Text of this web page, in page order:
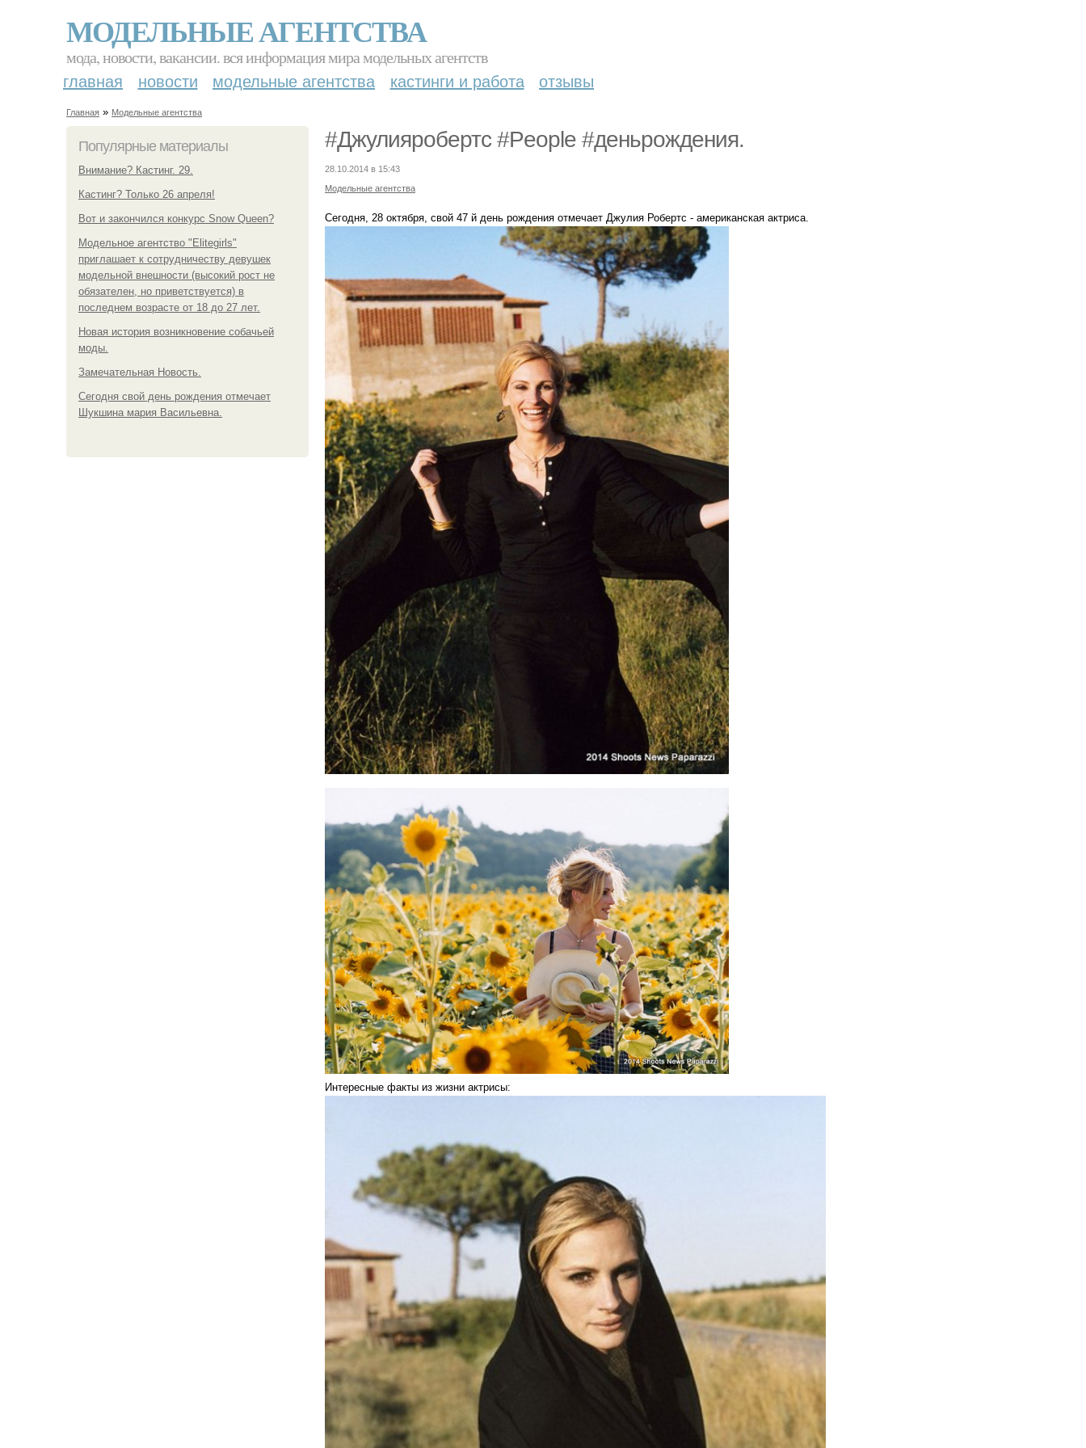
МОДЕЛЬНЫЕ АГЕНТСТВА
мода, новости, вакансии. вся информация мира модельных агентств
главная новости модельные агентства кастинги и работа отзывы
Главная » Модельные агентства
Популярные материалы
Внимание? Кастинг. 29.
Кастинг? Только 26 апреля!
Вот и закончился конкурс Snow Queen?
Модельное агентство "Elitegirls"
приглашает к сотрудничеству девушек
модельной внешности (высокий рост не
обязателен, но приветствуется) в
последнем возрасте от 18 до 27 лет.
Новая история возникновение собачьей
моды.
Замечательная Новость.
Сегодня свой день рождения отмечает
Шукшина мария Васильевна.
#Джулияробертс #People #деньрождения.
28.10.2014 в 15:43
Модельные агентства
Сегодня, 28 октября, свой 47 й день рождения отмечает Джулия Робертс - американская актриса.
Интересные факты из жизни актрисы: